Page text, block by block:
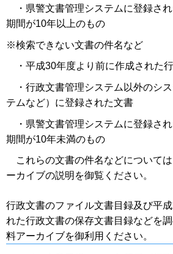
・県警文書管理システムに登録さ
期間が10年以上のもの
※検索できない文書の件名など
・平成30年度より前に作成された
・行政文書管理システム以外のシ
テムなど）に登録された文書
・県警文書管理システムに登録さ
期間が10年未満のもの
これらの文書の件名などについて
ーカイブの説明を御覧ください。
行政文書のファイル文書目録及び平
れた行政文書の保存文書目録などを
料アーカイブを御利用ください。